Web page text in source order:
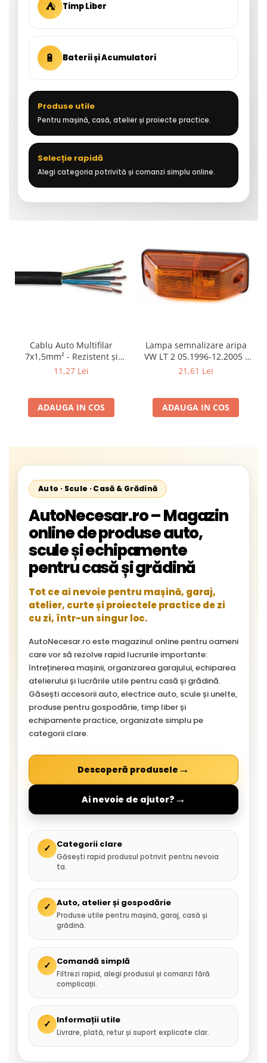
⛺ Timp Liber
🔋 Baterii și Acumulatori
Produse utile
Pentru mașină, casă, atelier și proiecte practice.
Selecție rapidă
Alegi categoria potrivită și comanzi simplu online.
Cablu Auto Multifilar
7x1,5mm² - Rezistent și
Flexibil pentru Remorci 12V-
11,27 Lei
ADAUGA IN COS
Lampa semnalizare aripa
VW LT 2 05.1996-12.2005 ;
Mercedes Sprinter 1995-
Neoplan Euroliner,
Starliner,Centroliner,
21,61 Lei
ADAUGA IN COS
Auto · Scule · Casă & Grădină
AutoNecesar.ro – Magazin
online de produse auto,
scule și echipamente
pentru casă și grădină
Tot ce ai nevoie pentru mașină, garaj,
atelier, curte și proiectele practice de zi
cu zi, într-un singur loc.
AutoNecesar.ro este magazinul online pentru oameni
care vor să rezolve rapid lucrurile importante:
întreținerea mașinii, organizarea garajului, echiparea
atelierului și lucrările utile pentru casă și grădină.
Găsești accesorii auto, electrice auto, scule și unelte,
produse pentru gospodărie, timp liber și
echipamente practice, organizate simplu pe
categorii clare.
Descoperă produsele →
Ai nevoie de ajutor? →
✓ Categorii clare
Găsești rapid produsul potrivit pentru nevoia
ta.
✓ Auto, atelier și gospodărie
Produse utile pentru mașină, garaj, casă și
grădină.
✓ Comandă simplă
Filtrezi rapid, alegi produsul și comanzi fără
complicații.
✓ Informații utile
Livrare, plată, retur și suport explicate clar.